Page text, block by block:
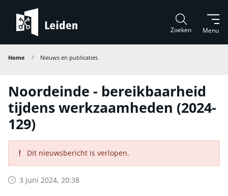
Menu
Zoeken
Home Nieuws en publicaties
Noordeinde - bereikbaarheid
tijdens werkzaamheden (2024-
129)
Dit nieuwsbericht is verlopen.
3 juni 2024, 20:38